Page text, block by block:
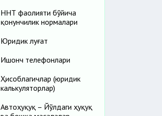
ННТ фаолияти бўйича
қонунчилик нормалари
Юридик луғат
Ишонч телефонлари
Ҳисоблагичлар (юридик
калькуляторлар)
Автоҳуқуқ – Йўлдаги ҳуқуқ